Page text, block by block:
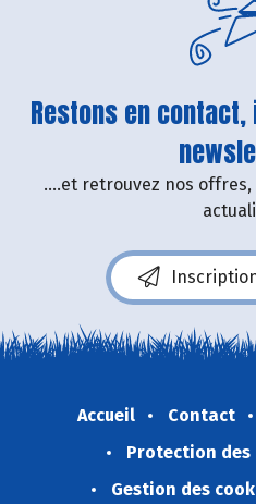
Restons en
....et retrouvez nos
Accueil Contact
Protection des
Gestion des